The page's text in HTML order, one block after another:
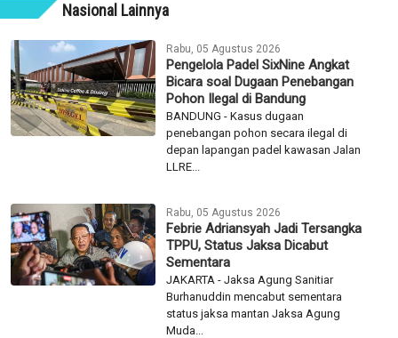
Nasional Lainnya
Rabu, 05 Agustus 2026
Pengelola Padel SixNine Angkat
Bicara soal Dugaan Penebangan
Pohon Ilegal di Bandung
BANDUNG - Kasus dugaan
penebangan pohon secara ilegal di
depan lapangan padel kawasan Jalan
LLRE...
Rabu, 05 Agustus 2026
Febrie Adriansyah Jadi Tersangka
TPPU, Status Jaksa Dicabut
Sementara
JAKARTA - Jaksa Agung Sanitiar
Burhanuddin mencabut sementara
status jaksa mantan Jaksa Agung
Muda...